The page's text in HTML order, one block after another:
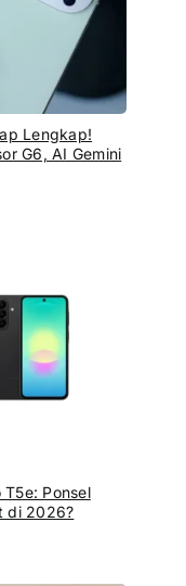
Lengkap!
G6, AI Gemini
Ponsel
di 2026?